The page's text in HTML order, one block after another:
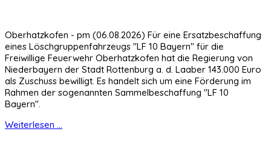
Oberhatzkofen - pm (06.08.2026) Für eine Ersatzbeschaffung
eines Löschgruppenfahrzeugs "LF 10 Bayern" für die
Freiwillige Feuerwehr Oberhatzkofen hat die Regierung von
Niederbayern der Stadt Rottenburg a. d. Laaber 143.000 Euro
als Zuschuss bewilligt. Es handelt sich um eine Förderung im
Rahmen der sogenannten Sammelbeschaffung "LF 10
Bayern".
Weiterlesen ...